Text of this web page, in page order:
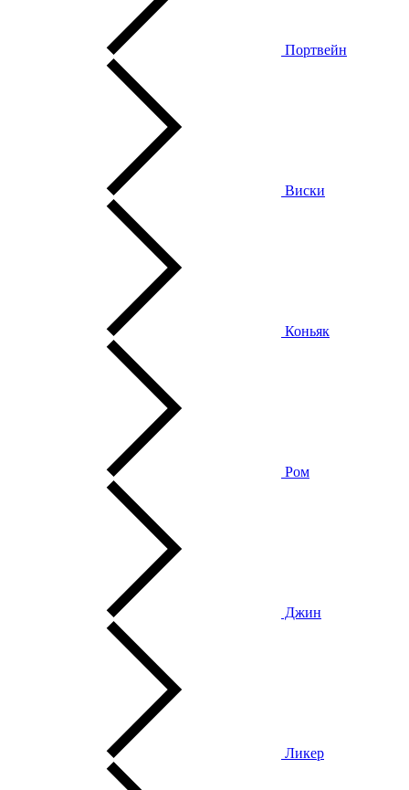
Портвейн
Виски
Коньяк
Ром
Джин
Ликер